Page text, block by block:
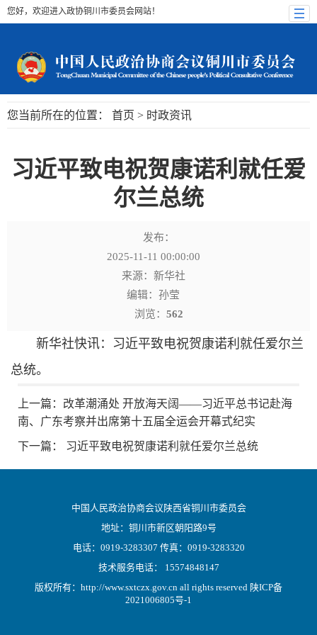
您好，欢迎进入政协铜川市委员会网站！
您当前所在的位置： 首页 > 时政资讯
习近平致电祝贺康诺利就任爱
尔兰总统
发布：
2025-11-11 00:00:00
来源：新华社
编辑：孙莹
浏览： 562
新华社快讯： 习近平致电祝贺康诺利就任爱尔兰
总统。
上一篇： 改革潮涌处 开放海天阔——习近平总书记赴海
南、广东考察并出席第十五届全运会开幕式纪实
下一篇： 习近平致电祝贺康诺利就任爱尔兰总统
中国人民政治协商会议陕西省铜川市委员会
地址：铜川市新区朝阳路9号
电话：0919-3283307 传真：0919-3283320
技术服务电话： 15574848147
版权所有：http://www.sxtczx.gov.cn all rights reserved 陕ICP备
2021006805号-1